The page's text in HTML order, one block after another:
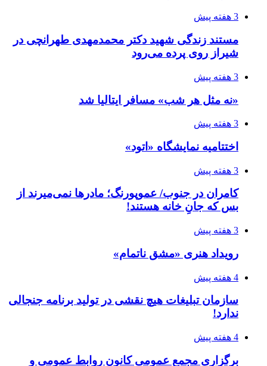
3 هفته پیش
مستند زندگی شهید دکتر محمدمهدی طهرانچی در
شیراز روی پرده می‌رود
3 هفته پیش
«نه مثل هر شب» مسافر ایتالیا شد
3 هفته پیش
اختتامیه نمایشگاه «اتود»
3 هفته پیش
کامران در جنوب/ عموپورنگ؛ مادرها نمی‌میرند از
بس که جانِ خانه هستند!
3 هفته پیش
رویداد هنری «مشق ناتمام»
4 هفته پیش
سازمان تبلیغات هیچ نقشی در تولید برنامه جنجالی
ندارد!
4 هفته پیش
برگزاری مجمع عمومی کانون روابط عمومی و